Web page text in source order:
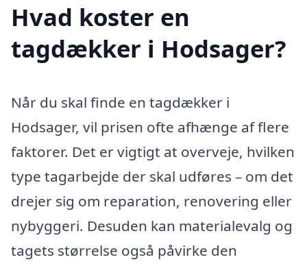
Hvad koster en
tagdækker i Hodsager?
Når du skal finde en tagdækker i
Hodsager, vil prisen ofte afhænge af flere
faktorer. Det er vigtigt at overveje, hvilken
type tagarbejde der skal udføres – om det
drejer sig om reparation, renovering eller
nybyggeri. Desuden kan materialevalg og
tagets størrelse også påvirke den